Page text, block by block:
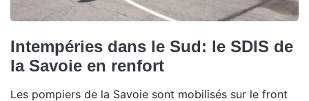
Intempéries dans le Sud: le SDIS de
la Savoie en renfort
Les pompiers de la Savoie sont mobilisés sur le front